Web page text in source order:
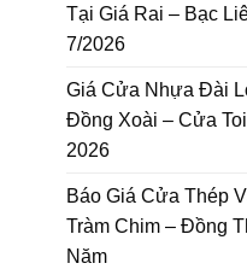
Tại Giá Rai – Bạc
7/2026
Giá Cửa Nhựa Đài
Đồng Xoài – Cửa
2026
Báo Giá Cửa Thép
Tràm Chim – Đồng
Năm